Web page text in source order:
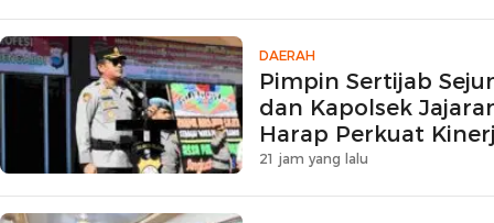
DAERAH
Pimpin Sertijab
dan Kapolsek
Harap Perkuat
21 jam yang lalu